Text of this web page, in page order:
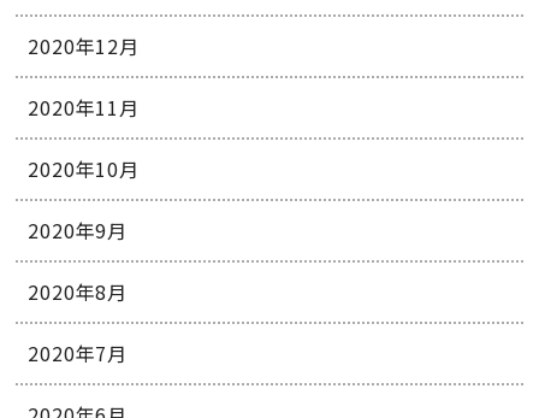
2020年12月
2020年11月
2020年10月
2020年9月
2020年8月
2020年7月